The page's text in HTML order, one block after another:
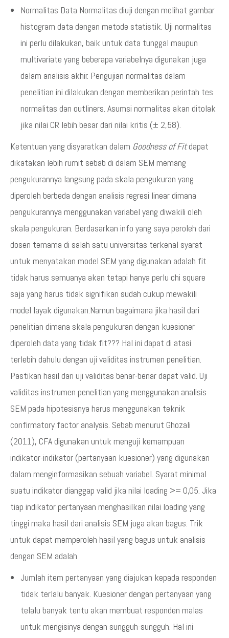
Normalitas Data Normalitas diuji dengan melihat gambar
histogram data dengan metode statistik. Uji normalitas
ini perlu dilakukan, baik untuk data tunggal maupun
multivariate yang beberapa variabelnya digunakan juga
dalam analisis akhir. Pengujian normalitas dalam
penelitian ini dilakukan dengan memberikan perintah tes
normalitas dan outliners. Asumsi normalitas akan ditolak
jika nilai CR lebih besar dari nilai kritis (± 2,58).
Ketentuan yang disyaratkan dalam Goodness of Fitdapat
dikatakan lebih rumit sebab di dalam SEM memang
pengukurannya langsung pada skala pengukuran yang
diperoleh berbeda dengan analisis regresi linear dimana
pengukurannya menggunakan variabel yang diwakili oleh
skala pengukuran. Berdasarkan info yang saya peroleh dari
dosen ternama di salah satu universitas terkenal syarat
untuk menyatakan model SEM yang digunakan adalah fit
tidak harus semuanya akan tetapi hanya perlu chi square
saja yang harus tidak signifikan sudah cukup mewakili
model layak digunakan.Namun bagaimana jika hasil dari
penelitian dimana skala pengukuran dengan kuesioner
diperoleh data yang tidak fit??? Hal ini dapat di atasi
terlebih dahulu dengan uji validitas instrumen penelitian.
Pastikan hasil dari uji validitas benar-benar dapat valid. Uji
validitas instrumen penelitian yang menggunakan analisis
SEM pada hipotesisnya harus menggunakan teknik
confirmatory factor analysis. Sebab menurut Ghozali
(2011), CFA digunakan untuk menguji kemampuan
indikator-indikator (pertanyaan kuesioner) yang digunakan
dalam menginformasikan sebuah variabel. Syarat minimal
suatu indikator dianggap valid jika nilai loading >= 0,05. Jika
tiap indikator pertanyaan menghasilkan nilai loading yang
tinggi maka hasil dari analisis SEM juga akan bagus. Trik
untuk dapat memperoleh hasil yang bagus untuk analisis
dengan SEM adalah
Jumlah item pertanyaan yang diajukan kepada responden
tidak terlalu banyak. Kuesioner dengan pertanyaan yang
telalu banyak tentu akan membuat responden malas
untuk mengisinya dengan sungguh-sungguh. Hal ini